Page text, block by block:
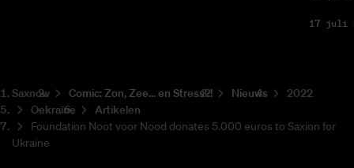
17 juli
Saxnow Co­mic: Zon, Zee... en Stress?! Nieuws
2022
Oekraïne
Artikelen
Foundation Noot voor Nood donates 5.000 euros to Saxion for
Ukraine